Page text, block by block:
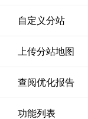
自定义分站
上传分站地图
查阅优化报告
功能列表